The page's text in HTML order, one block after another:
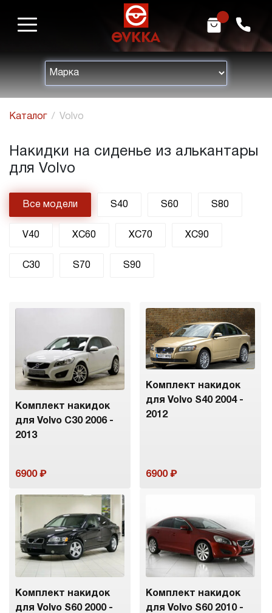
h m
Каталог Volvo
Накидки на сиденье из алькантары
для Volvo
Все модели S40 S60 S80
V40 XC60 XC70 XC90
C30 S70 S90
Комплект накидок
для Volvo C30 2006 -
2013
6900
Комплект накидок
для Volvo S40 2004 -
2012
6900
Комплект накидок
для Volvo S60 2000 -
Комплект накидок
для Volvo S60 2010 -